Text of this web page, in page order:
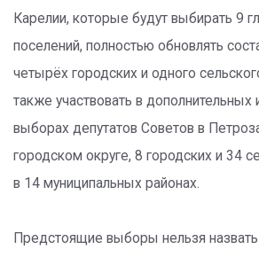
Карелии, которые будут выбирать 9
поселений, полностью обновлять
четырёх городских и одного
также участвовать в дополнительных
выборах депутатов Советов в
городском округе, 8 городских и 34
в 14 муниципальных районах.
Предстоящие выборы нельзя